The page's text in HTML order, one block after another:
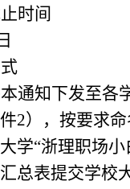
时间
日
通知下发至各
2），按要求命
学“浙理职场小
总表提交学校